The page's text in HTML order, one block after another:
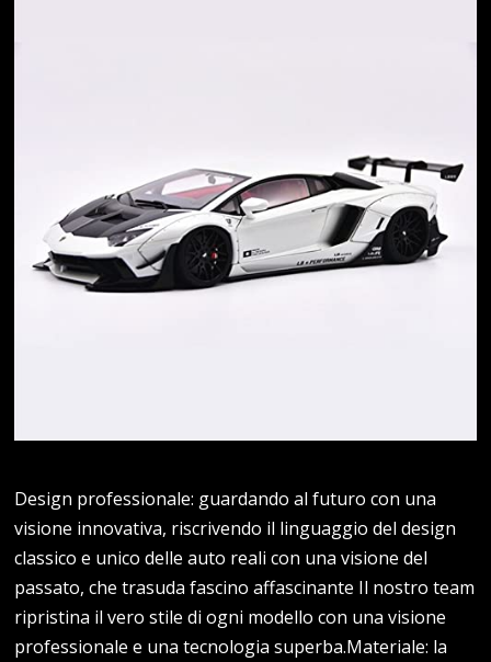
Design professionale: guardando al futuro con una
visione innovativa, riscrivendo il linguaggio del design
classico e unico delle auto reali con una visione del
passato, che trasuda fascino affascinante Il nostro team
ripristina il vero stile di ogni modello con una visione
professionale e una tecnologia superba.Materiale: la